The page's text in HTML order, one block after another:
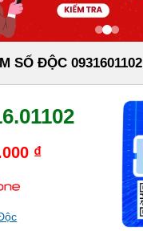
SỐ ĐỘC 0931601102
₫